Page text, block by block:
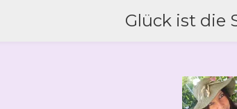
Glück ist die